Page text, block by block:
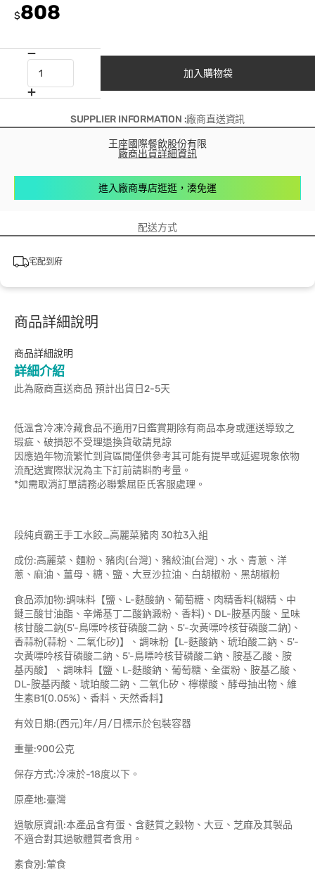
$808
加入購物袋
SUPPLIER INFORMATION :廠商直送資訊
王座國際餐飲股份有限
廠商出貨詳細資訊
進入廠商專店逛逛，湊免運
配送方式
宅配到府
商品詳細說明
商品詳細說明
詳細介紹
此為廠商直送商品 預計出貨日2-5天
低溫含冷凍冷藏食品不適用7日鑑賞期除有商品本身或運送導致之
瑕疵、破損恕不受理退換貨敬請見諒
因應過年物流繁忙到貨區間僅供參考其可能有提早或延遲現象依物
流配送實際狀況為主下訂前請斟酌考量。
*如需取消訂單請務必聯繫屈臣氏客服處理。
段純貞霸王手工水餃_高麗菜豬肉 30粒3入組
成份:高麗菜、麵粉、豬肉(台灣)、豬絞油(台灣)、水、青蔥、洋
蔥、麻油、薑母、糖、鹽、大豆沙拉油、白胡椒粉、黑胡椒粉
食品添加物:調味料【鹽、L-麩酸鈉、葡萄糖、肉精香料(糊精、中
鏈三酸甘油酯、辛烯基丁二酸鈉澱粉、香料)、DL-胺基丙酸、呈味
核甘酸二鈉(5'-鳥嘌呤核苷磷酸二鈉、5'-次黃嘌呤核苷磷酸二鈉)、
香蒜粉(蒜粉、二氧化矽)】、調味粉【L-麩酸鈉、琥珀酸二鈉、5'-
次黃嘌呤核苷磷酸二鈉、5'-鳥嘌呤核苷磷酸二鈉、胺基乙酸、胺
基丙酸】、調味料【鹽、L-麩酸鈉、葡萄糖、全蛋粉、胺基乙酸、
DL-胺基丙酸、琥珀酸二鈉、二氧化矽、檸檬酸、酵母抽出物、維
生素B1(0.05%)、香料、天然香料】
有效日期:(西元)年/月/日標示於包裝容器
重量:900公克
保存方式:冷凍於-18度以下。
原產地:臺灣
過敏原資訊:本產品含有蛋、含麩質之穀物、大豆、芝麻及其製品
不適合對其過敏體質者食用。
素食別:葷食